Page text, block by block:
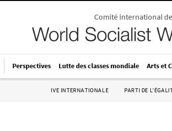
Comité international
Perspectives Lutte des classes mondiale Arts et
IVE INTERNATIONALE PARTI DE